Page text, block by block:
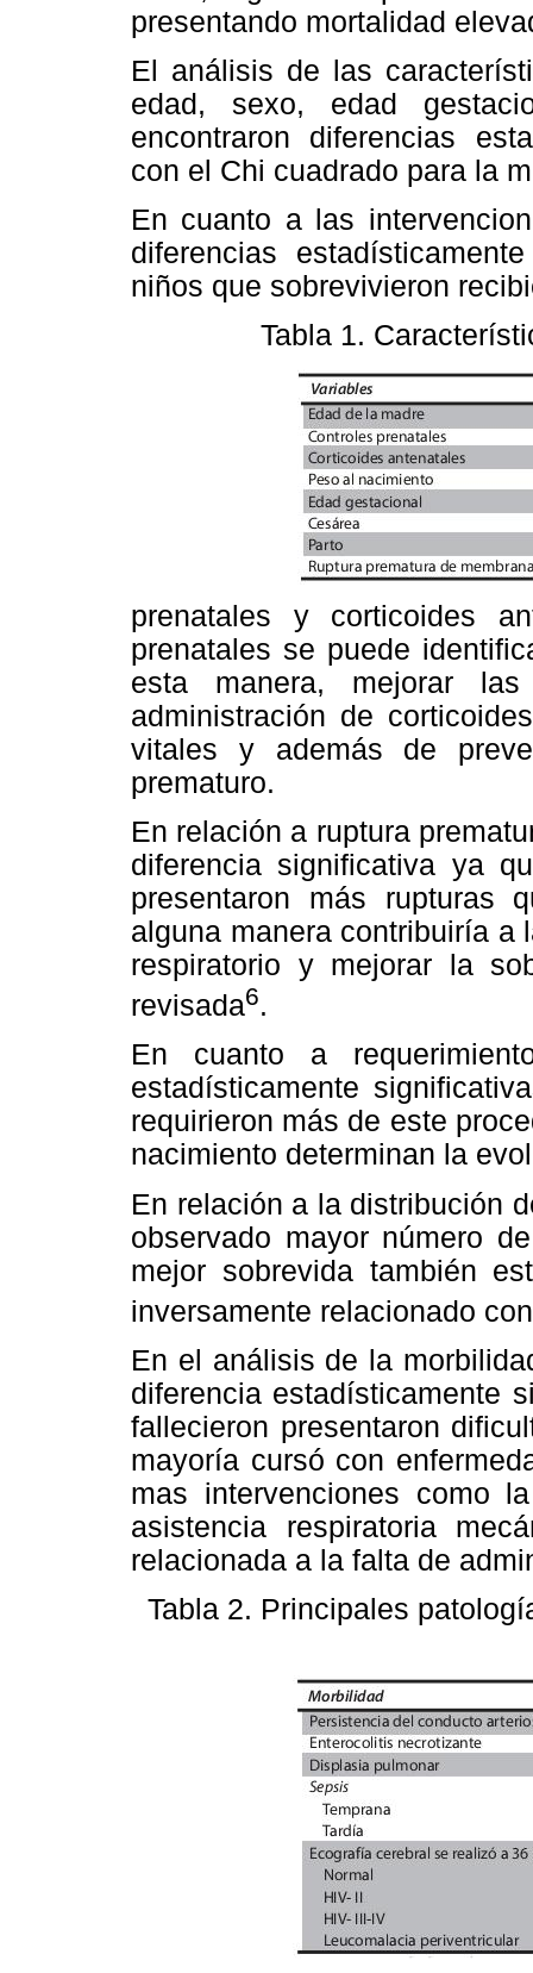
presentando mortalidad
El análisis de las
edad, sexo, edad
encontraron diferencias
con el Chi cuadrado para la
En cuanto a las
diferencias
niños que sobrevivieron
Tabla 1.
prenatales y corticoides
prenatales se puede
esta manera, mejorar
administración de
vitales y además de
prematuro.
En relación a ruptura
diferencia significativa ya
presentaron más rupturas
alguna manera contribuiría a
respiratorio y mejorar la
revisada6.
En cuanto a
estadísticamente
requirieron más de este
nacimiento determinan la
En relación a la distribución
observado mayor número
mejor sobrevida también
inversamente relacionado
En el análisis de la
diferencia estadísticamente
fallecieron presentaron
mayoría cursó con
mas intervenciones como
asistencia respiratoria
relacionada a la falta de
Tabla 2. Principales